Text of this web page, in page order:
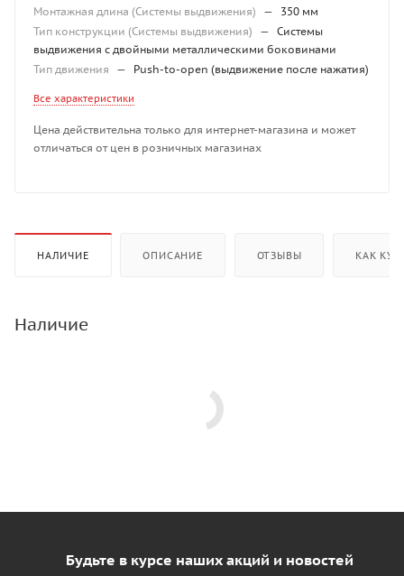
Монтажная длина (Системы выдвижения)
—
350 мм
Тип конструкции (Системы выдвижения)
— Системы
выдвижения с двойными металлическими боковинами
Тип движения
— Push-to-open (выдвижение после нажатия)
Все характеристики
Цена действительна только для интернет-магазина и может
отличаться от цен в розничных магазинах
НАЛИЧИЕ ОПИСАНИЕ ОТЗЫВЫ КАК
Наличие
Будьте в курсе наших акций и новостей